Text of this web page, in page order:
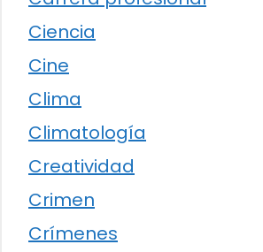
Ciencia
Cine
Clima
Climatología
Creatividad
Crimen
Crímenes